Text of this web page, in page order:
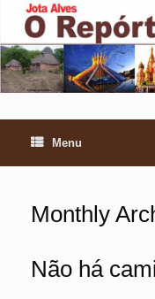
content
Menu
Monthly
Não há